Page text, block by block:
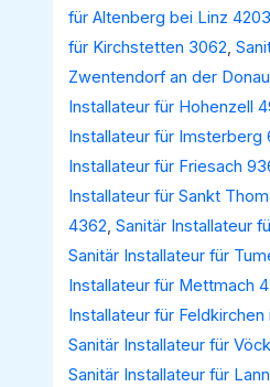
für Altenberg bei Linz 4203
für Kirchstetten 3062,
Zwentendorf an der
Installateur für Hohenzell
Installateur für Imsterberg
Installateur für Friesach
Installateur für Sankt
4362,Sanitär Installateur
Sanitär Installateur für
Installateur für Mettmach
Installateur für
Sanitär Installateur für
Sanitär Installateur für